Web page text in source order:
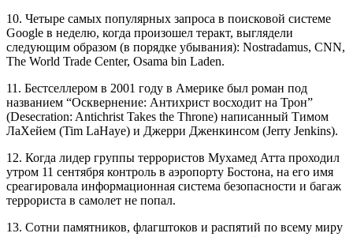
10. Четыре самых популярных запроса в поисковой системе
Google в неделю, когда произошел теракт, выглядели
следующим образом (в порядке убывания): Nostradamus, CNN,
The World Trade Center, Osama bin Laden.
11. Бестселлером в 2001 году в Америке был роман под
названием “Осквернение: Антихрист восходит на Трон”
(Desecration: Antichrist Takes the Throne) написанный Тимом
ЛаХейем (Tim LaHaye) и Джерри Дженкинсом (Jerry Jenkins).
12. Когда лидер группы террористов Мухамед Атта проходил
утром 11 сентября контроль в аэропорту Бостона, на его имя
среагировала информационная система безопасности и багаж
террориста в самолет не попал.
13. Сотни памятников, флагштоков и распятий по всему миру